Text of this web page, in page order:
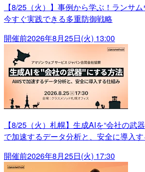
【8/25（火）】事例から学ぶ！ランサ
今すぐ実践できる多重防御戦略
開催前2026年8月25日(火) 13:00
【8/25（火）札幌】生成AIを“会社の武
で加速するデータ分析と、安全に導入
開催前2026年8月25日(火) 17:30